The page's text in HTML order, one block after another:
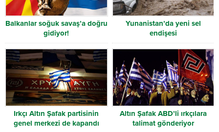
Balkanlar soğuk savaş’a doğru
gidiyor!
Yunanistan’da yeni sel
endişesi
Irkçı Altın Şafak partisinin
genel merkezi de kapandı
Altın Şafak ABD’li ırkçılara
talimat gönderiyor